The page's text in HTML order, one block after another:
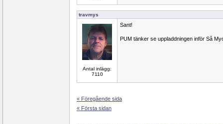
travmys
Antal inlägg:
7110
Sant!
PUM tänker se uppladdningen inför Så
« Föregående sida
« Första sidan